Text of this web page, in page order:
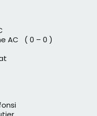
AC ( 0 – 0 )